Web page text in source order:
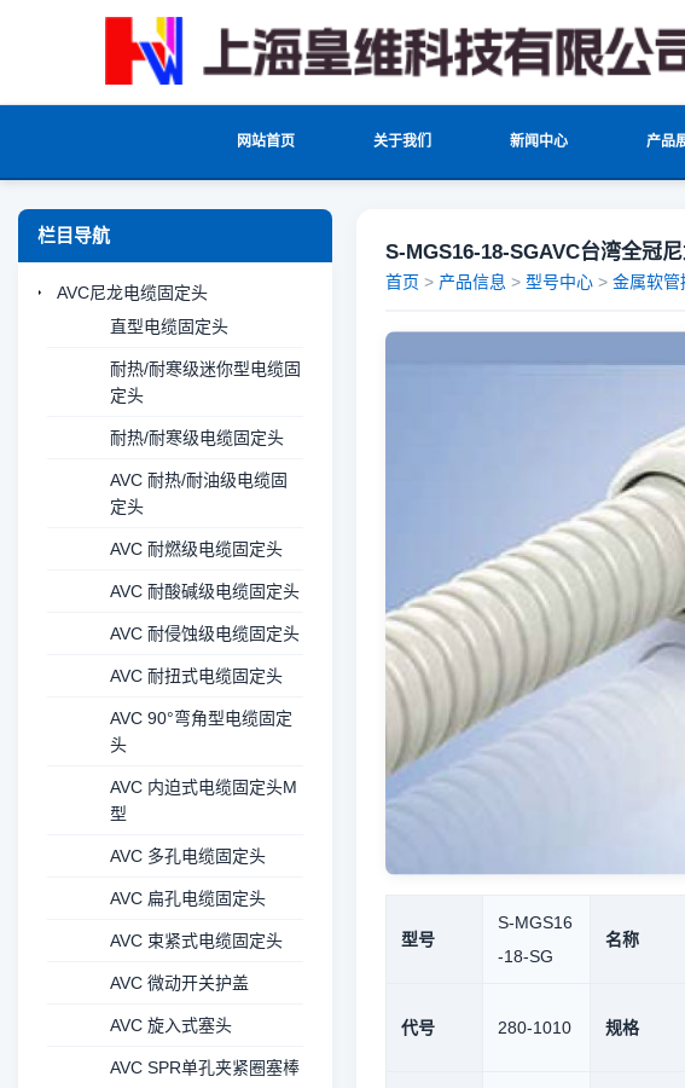
网站首页 关于我们 新闻中心 产品
栏目导航
AVC尼龙电缆固定头
直型电缆固定头
耐热/耐寒级迷你型电缆固
定头
耐热/耐寒级电缆固定头
AVC 耐热/耐油级电缆固
定头
AVC 耐燃级电缆固定头
AVC 耐酸碱级电缆固定头
AVC 耐侵蚀级电缆固定头
AVC 耐扭式电缆固定头
AVC 90°弯角型电缆固定
头
AVC 内迫式电缆固定头M
型
AVC 多孔电缆固定头
AVC 扁孔电缆固定头
AVC 束紧式电缆固定头
AVC 微动开关护盖
AVC 旋入式塞头
AVC SPR单孔夹紧圈塞棒
S-MGS16-18-SGAVC台湾全冠
首页 > 产品信息 > 型号中心 > 金属软管
型号
S-MGS16
-18-SG
名称
代号 280-1010 规格